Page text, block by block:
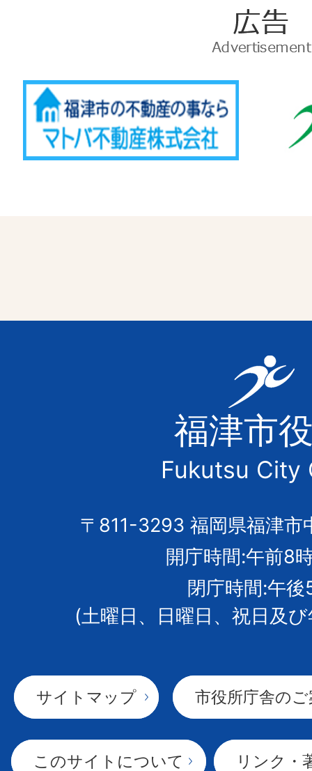
告
福
津
市
の
市
章
福津市
Fukutsu City
〒811-3293 福岡県福津市
開庁時間:午前8
閉庁時間:午後
(土曜日、日曜日、祝日及
サイトマップ 市役所庁舎の
このサイトについて リンク・